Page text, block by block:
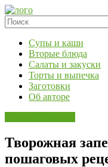
Skip
to
content
Супы и каши
Вторые блюда
Салаты и закуски
Торты и выпечка
Заготовки
Об авторе
Творожная
пошаговых